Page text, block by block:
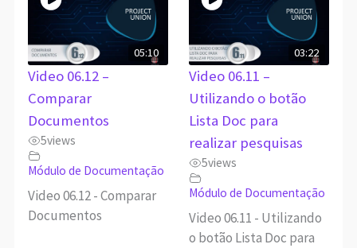
05:10
Video 06.12 –
Comparar
Documentos
5views
Módulo de Documentação
Video 06.12 - Comparar
Documentos
03:22
Video 06.11 –
Utilizando o botão
Lista Doc para
realizar pesquisas
5views
Módulo de Documentação
Video 06.11 - Utilizando
o botão Lista Doc para